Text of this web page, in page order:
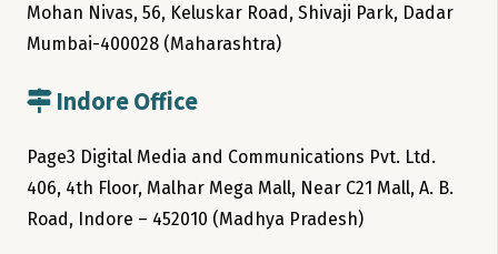
Mohan Nivas, 56, Keluskar Road, Shivaji Park, Dadar
Mumbai-400028 (Maharashtra)
Indore Office
Page3 Digital Media and Communications Pvt. Ltd.
406, 4th Floor, Malhar Mega Mall, Near C21 Mall, A. B.
Road, Indore – 452010 (Madhya Pradesh)